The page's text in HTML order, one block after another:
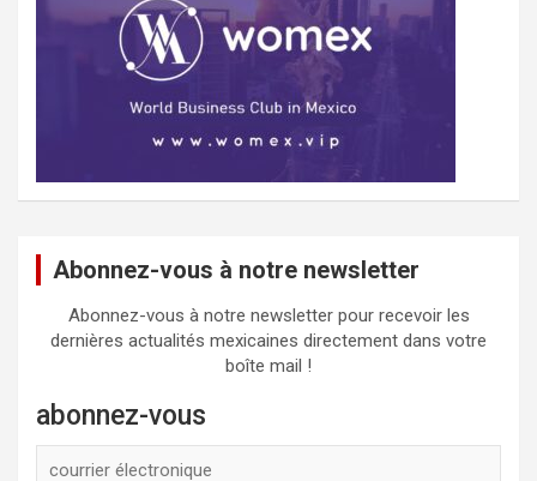
Abonnez-vous à notre newsletter
Abonnez-vous à notre newsletter pour recevoir les
dernières actualités mexicaines directement dans votre
boîte mail !
abonnez-vous